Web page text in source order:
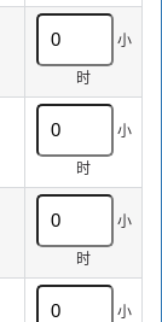
小
时
小
时
小
时
小